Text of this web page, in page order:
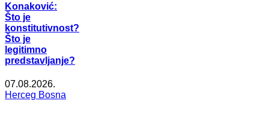
Konaković:
Što je
konstitutivnost?
Što je
legitimno
predstavljanje?
07.08.2026.
Herceg Bosna